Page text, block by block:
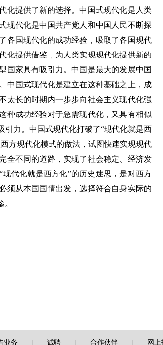
化提供了新的选择。中国式现代化是人类
现代化是中国共产党人和中国人民不断探
各国现代化的成功经验，吸取了各国现代
化提供借鉴，为人类实现现代化提供新的
国家具有吸引力。中国是最大的发展中国
中国式现代化是建立在这种基础之上，成
太长的时期内一步步向社会主义现代化强
种成功经验对于急需现代化，又具有相似
引力。中国式现代化打破了“现代化就是西
方现代化模式的做法，试图快速实现现代
全不同的道路，实现了社会稳定、经济发
代化就是西方化”的历史迷思，是对西方
须从本国国情出发，选择符合自身实际的
业务 诚聘| 合作伙伴| 网上